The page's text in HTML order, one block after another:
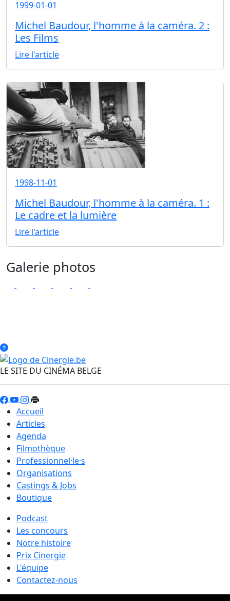
1999-01-01
Michel Baudour, l'homme à la caméra. 2 :
Les Films
Lire l'article
1998-11-01
Michel Baudour, l'homme à la caméra. 1 :
Le cadre et la lumière
Lire l'article
Galerie photos
LE SITE DU CINÉMA BELGE
Accueil
Articles
Agenda
Filmothèque
Professionnel·le·s
Organisations
Castings & Jobs
Boutique
Podcast
Les concours
Notre histoire
Prix Cinergie
L'équipe
Contactez-nous